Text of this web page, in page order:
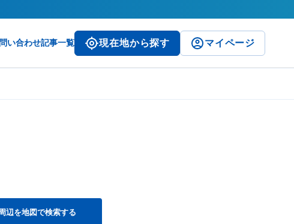
い合わせ記事一覧 現在地から探す マイページ
辺を地図で検索する